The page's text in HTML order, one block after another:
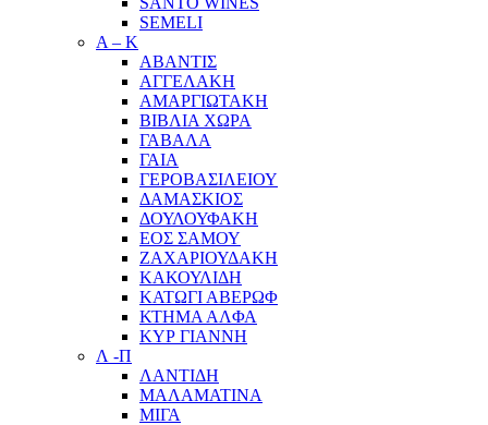
SEMELI
Α – Κ
ΑΒΑΝΤΙΣ
ΑΓΓΕΛΑΚΗ
ΑΜΑΡΓΙΩΤΑΚΗ
ΒΙΒΛΙΑ ΧΩΡΑ
ΓΑΒΑΛΑ
ΓΑΙΑ
ΓΕΡΟΒΑΣΙΛΕΙΟΥ
ΔΑΜΑΣΚΙΟΣ
ΔΟΥΛΟΥΦΑΚΗ
ΕΟΣ ΣΑΜΟΥ
ΖΑΧΑΡΙΟΥΔΑΚΗ
ΚΑΚΟΥΛΙΔΗ
ΚΑΤΩΓΙ ΑΒΕΡΩΦ
ΚΤΗΜΑ ΑΛΦΑ
ΚΥΡ ΓΙΑΝΝΗ
Λ -Π
ΛΑΝΤΙΔΗ
ΜΑΛΑΜΑΤΙΝΑ
ΜΙΓΑ